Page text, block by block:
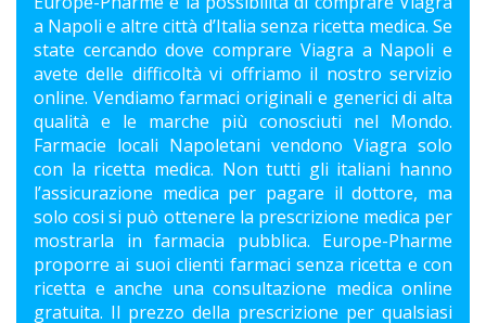
a Napoli e altre città d’Italia senza ricetta medica. Se
state cercando dove comprare Viagra a Napoli e
avete delle difficoltà vi offriamo il nostro servizio
online. Vendiamo farmaci originali e generici di alta
qualità e le marche più conosciuti nel Mondo.
Farmacie locali Napoletani vendono Viagra solo
con la ricetta medica. Non tutti gli italiani hanno
l’assicurazione medica per pagare il dottore, ma
solo cosi si può ottenere la prescrizione medica per
mostrarla in farmacia pubblica. Europe-Pharme
proporre ai suoi clienti farmaci senza ricetta e con
ricetta e anche una consultazione medica online
gratuita. Il prezzo della prescrizione per qualsiasi